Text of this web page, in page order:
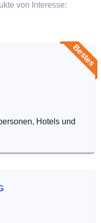
von Interesse:
Bestes
Hotels und